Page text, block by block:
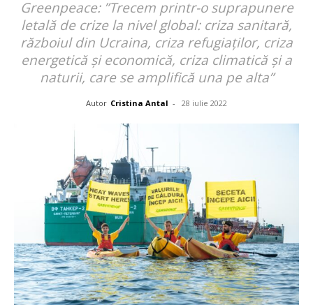
Greenpeace: ”Trecem printr-o suprapunere
letală de crize la nivel global: criza sanitară,
războiul din Ucraina, criza refugiaților, criza
energetică și economică, criza climatică și a
naturii, care se amplifică una pe alta”
Autor Cristina Antal - 28 iulie 2022